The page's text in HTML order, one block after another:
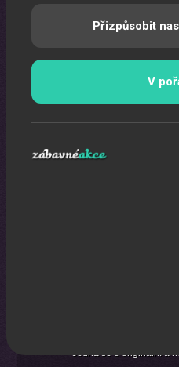
Přizpůsobit
V